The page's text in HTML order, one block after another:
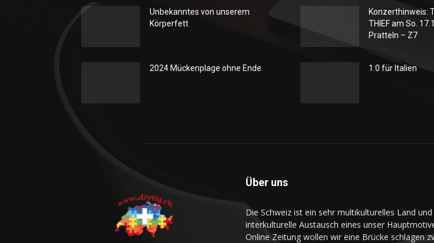
Unbekanntes von unserem
Körperfett
2024 Mückenplage ohne Ende
Konzerthinweis:
THIEF am So.
Pratteln – Z7
1:0 für Italien
Über uns
Die Schweiz ist ein sehr multikulturelles Land
interkulturelle Austausch eines unser
Online Zeitung wollen wir eine Brücke schlagen